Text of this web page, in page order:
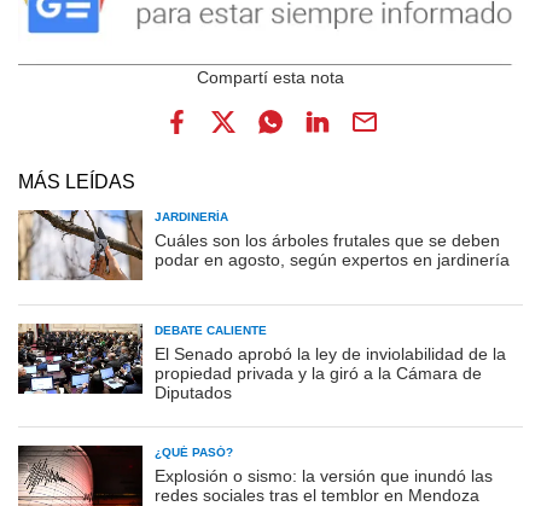
MÁS LEÍDAS
JARDINERÍA
Cuáles son los árboles frutales que se deben
podar en agosto, según expertos en jardinería
DEBATE CALIENTE
El Senado aprobó la ley de inviolabilidad de la
propiedad privada y la giró a la Cámara de
Diputados
¿QUÉ PASÓ?
Explosión o sismo: la versión que inundó las
redes sociales tras el temblor en Mendoza